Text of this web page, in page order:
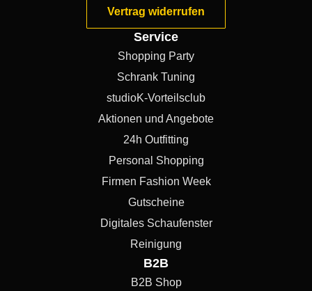
Vertrag widerrufen
Service
Shopping Party
Schrank Tuning
studioK-Vorteilsclub
Aktionen und Angebote
24h Outfitting
Personal Shopping
Firmen Fashion Week
Gutscheine
Digitales Schaufenster
Reinigung
B2B
B2B Shop